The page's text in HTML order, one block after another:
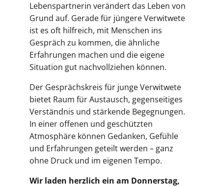
Lebenspartnerin verändert das Leben von
Grund auf. Gerade für jüngere Verwitwete
ist es oft hilfreich, mit Menschen ins
Gespräch zu kommen, die ähnliche
Erfahrungen machen und die eigene
Situation gut nachvollziehen können.
Der Gesprächskreis für junge Verwitwete
bietet Raum für Austausch, gegenseitiges
Verständnis und stärkende Begegnungen.
In einer offenen und geschützten
Atmosphäre können Gedanken, Gefühle
und Erfahrungen geteilt werden – ganz
ohne Druck und im eigenen Tempo.
Wir laden herzlich ein am Donnerstag,